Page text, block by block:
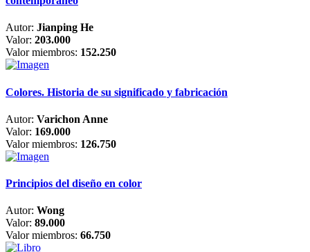
Autor: Jianping He
Valor: 203.000
Valor miembros: 152.250
Colores. Historia de su significado y fabricación
Autor: Varichon Anne
Valor: 169.000
Valor miembros: 126.750
Principios del diseño en color
Autor: Wong
Valor: 89.000
Valor miembros: 66.750